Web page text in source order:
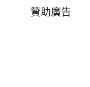
贊助廣告